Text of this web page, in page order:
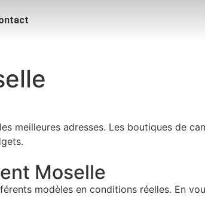
meilleures adresses. Les boutiques de
Moselle
modèles en conditions réelles. En